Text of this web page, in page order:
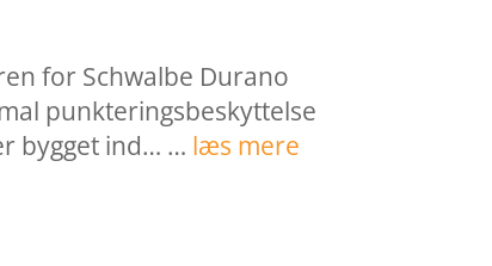
for Schwalbe Durano
punkteringsbeskyttelse
bygget ind… … læs mere